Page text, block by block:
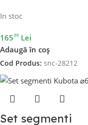
In stoc
16500 Lei
Adaugă în coș
Cod Produs: snc-28212
Set segmenti